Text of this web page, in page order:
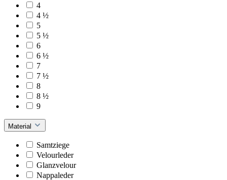
4
4 ½
5
5 ½
6
6 ½
7
7 ½
8
8 ½
9
Material
Samtziege
Velourleder
Glanzvelour
Nappaleder